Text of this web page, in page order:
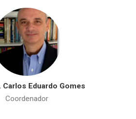
Carlos Eduardo Gomes
Coordenador